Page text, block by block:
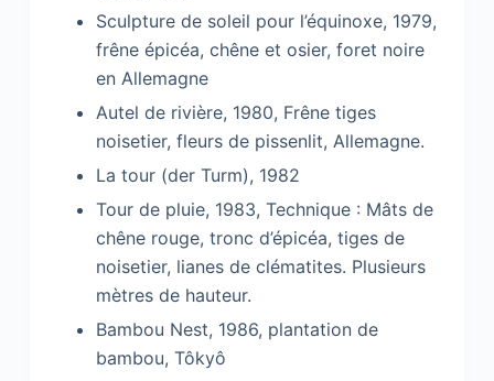
Sculpture de soleil pour l’équinoxe, 1979,
frêne épicéa, chêne et osier, foret noire
en Allemagne
Autel de rivière, 1980, Frêne tiges
noisetier, fleurs de pissenlit, Allemagne.
La tour (der Turm), 1982
Tour de pluie, 1983, Technique : Mâts de
chêne rouge, tronc d’épicéa, tiges de
noisetier, lianes de clématites. Plusieurs
mètres de hauteur.
Bambou Nest, 1986, plantation de
bambou, Tôkyô